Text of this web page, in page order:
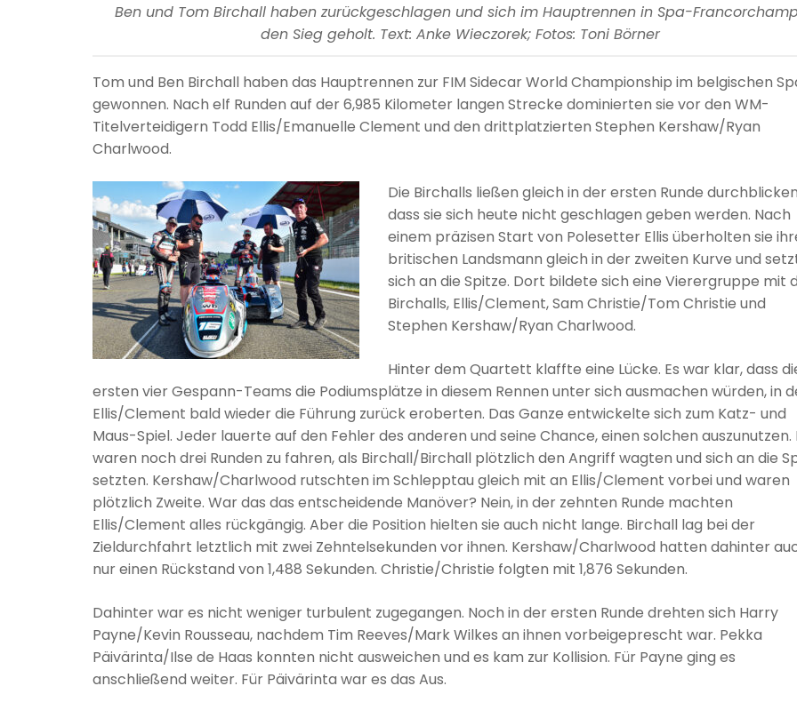
Ben und Tom Birchall haben zurückgeschlagen und sich im Hauptrennen in Spa-
den Sieg geholt. Text: Anke Wieczorek; Fotos: Toni Börner
Tom und Ben Birchall haben das Hauptrennen zur FIM Sidecar World Championship im belgischen
gewonnen. Nach elf Runden auf der 6,985 Kilometer langen Strecke dominierten sie vor den WM-
Titelverteidigern Todd Ellis/Emanuelle Clement und den drittplatzierten Stephen Kershaw/Ryan
Charlwood.
Die Birchalls ließen gleich in der ersten Runde
dass sie sich heute nicht geschlagen geben werden. Nach
einem präzisen Start von Polesetter Ellis überholten sie
britischen Landsmann gleich in der zweiten Kurve und
sich an die Spitze. Dort bildete sich eine Vierergruppe mit
Birchalls, Ellis/Clement, Sam Christie/Tom Christie und
Stephen Kershaw/Ryan Charlwood.
Hinter dem Quartett klaffte eine Lücke. Es war klar, dass
ersten vier Gespann-Teams die Podiumsplätze in diesem Rennen unter sich ausmachen würden, in
Ellis/Clement bald wieder die Führung zurück eroberten. Das Ganze entwickelte sich zum Katz- und
Maus-Spiel. Jeder lauerte auf den Fehler des anderen und seine Chance, einen solchen auszunutzen.
waren noch drei Runden zu fahren, als Birchall/Birchall plötzlich den Angriff wagten und sich an die
setzten. Kershaw/Charlwood rutschten im Schlepptau gleich mit an Ellis/Clement vorbei und waren
plötzlich Zweite. War das das entscheidende Manöver? Nein, in der zehnten Runde machten
Ellis/Clement alles rückgängig. Aber die Position hielten sie auch nicht lange. Birchall lag bei der
Zieldurchfahrt letztlich mit zwei Zehntelsekunden vor ihnen. Kershaw/Charlwood hatten dahinter
nur einen Rückstand von 1,488 Sekunden. Christie/Christie folgten mit 1,876 Sekunden.
Dahinter war es nicht weniger turbulent zugegangen. Noch in der ersten Runde drehten sich Harry
Payne/Kevin Rousseau, nachdem Tim Reeves/Mark Wilkes an ihnen vorbeigeprescht war. Pekka
Päivärinta/Ilse de Haas konnten nicht ausweichen und es kam zur Kollision. Für Payne ging es
anschließend weiter. Für Päivärinta war es das Aus.